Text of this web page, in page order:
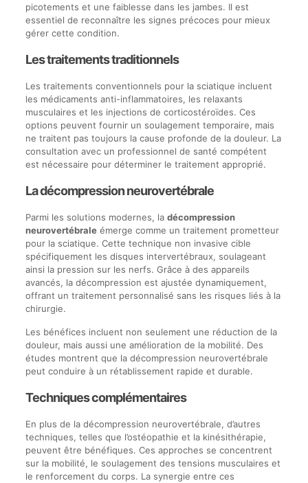
picotements et une faiblesse dans les jambes. Il est
essentiel de reconnaître les signes précoces pour mieux
gérer cette condition.
Les traitements traditionnels
Les traitements conventionnels pour la sciatique incluent
les médicaments anti-inflammatoires, les relaxants
musculaires et les injections de corticostéroïdes. Ces
options peuvent fournir un soulagement temporaire, mais
ne traitent pas toujours la cause profonde de la douleur. La
consultation avec un professionnel de santé compétent
est nécessaire pour déterminer le traitement approprié.
La décompression neurovertébrale
Parmi les solutions modernes, la décompression
neurovertébraleémerge comme un traitement prometteur
pour la sciatique. Cette technique non invasive cible
spécifiquement les disques intervertébraux, soulageant
ainsi la pression sur les nerfs. Grâce à des appareils
avancés, la décompression est ajustée dynamiquement,
offrant un traitement personnalisé sans les risques liés à la
chirurgie.
Les bénéfices incluent non seulement une réduction de la
douleur, mais aussi une amélioration de la mobilité. Des
études montrent que la décompression neurovertébrale
peut conduire à un rétablissement rapide et durable.
Techniques complémentaires
En plus de la décompression neurovertébrale, d’autres
techniques, telles que l’ostéopathie et la kinésithérapie,
peuvent être bénéfiques. Ces approches se concentrent
sur la mobilité, le soulagement des tensions musculaires et
le renforcement du corps. La synergie entre ces